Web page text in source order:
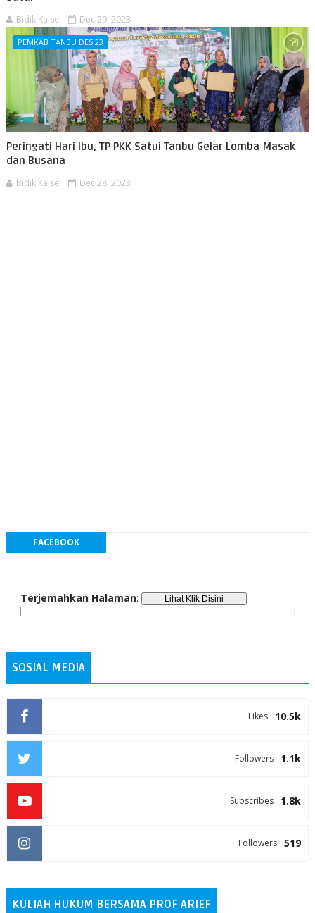
Bidik Kalsel Dec 29, 2023
PEMKAB TANBU DES 23
Peringati Hari Ibu, TP PKK Satui Tanbu Gelar Lomba Masak
dan Busana
Bidik Kalsel Dec 28, 2023
FACEBOOK
Terjemahkan Halaman:
SOSIAL MEDIA
10.5k
Likes
1.1k
Followers
1.8k
Subscribes
519
Followers
KULIAH HUKUM BERSAMA PROF ARIEF